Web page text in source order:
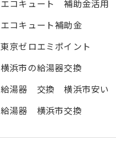
エコキュート 補助金活用
エコキュート補助金
東京ゼロエミポイント
横浜市の給湯器交換
給湯器 交換 横浜市安い
給湯器 横浜市交換